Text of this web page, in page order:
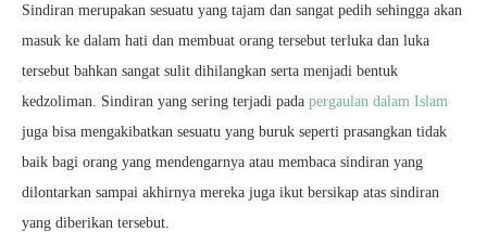
Sindiran merupakan sesuatu yang tajam dan sangat pedih sehingga akan
masuk ke dalam hati dan membuat orang tersebut terluka dan luka
tersebut bahkan sangat sulit dihilangkan serta menjadi bentuk
kedzoliman. Sindiran yang sering terjadi pada pergaulan dalam Islam
juga bisa mengakibatkan sesuatu yang buruk seperti prasangkan tidak
baik bagi orang yang mendengarnya atau membaca sindiran yang
dilontarkan sampai akhirnya mereka juga ikut bersikap atas sindiran
yang diberikan tersebut.